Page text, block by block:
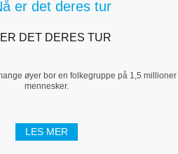
DET DERES TUR
øyer bor en folkegruppe på 1,5 millioner
mennesker.
LES MER